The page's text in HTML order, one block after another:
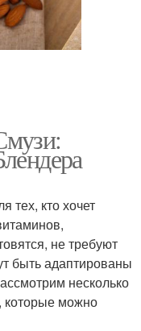
тех, кто хочет
не требуют
быть адаптированы
несколько
которые можно